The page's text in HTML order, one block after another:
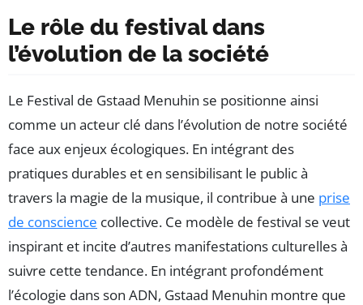
Le rôle du festival dans
l’évolution de la société
Le Festival de Gstaad Menuhin se positionne ainsi
comme un acteur clé dans l’évolution de notre société
face aux enjeux écologiques. En intégrant des
pratiques durables et en sensibilisant le public à
travers la magie de la musique, il contribue à une prise
de conscience collective. Ce modèle de festival se veut
inspirant et incite d’autres manifestations culturelles à
suivre cette tendance. En intégrant profondément
l’écologie dans son ADN, Gstaad Menuhin montre que